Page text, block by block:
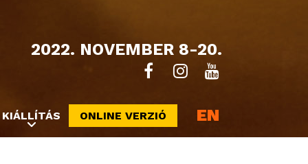
2022. NOVEMBER 8-20.
KIÁLLÍTÁS ONLINE VERZIÓ EN